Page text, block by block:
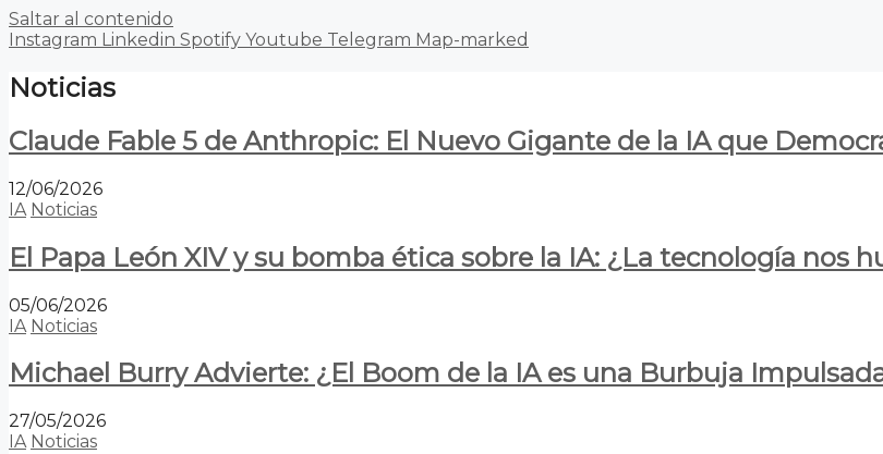
Saltar al contenido
Instagram Linkedin Spotify Youtube Telegram Map-marked
Noticias
Claude Fable 5 de Anthropic: El Nuevo Gigante de la IA que
12/06/2026
IA Noticias
El Papa León XIV y su bomba ética sobre la IA: ¿La tecnología nos
05/06/2026
IA Noticias
Michael Burry Advierte: ¿El Boom de la IA es una Burbuja
27/05/2026
IA Noticias